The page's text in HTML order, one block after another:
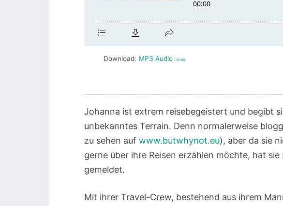
Download: MP3 Audio 134 MB
Johanna ist extrem reisebegeistert und begibt
unbekanntes Terrain. Denn normalerweise
zu sehen auf www.butwhynot.eu), aber da sie
gerne über ihre Reisen erzählen möchte, hat
gemeldet.
Mit ihrer Travel-Crew, bestehend aus ihrem